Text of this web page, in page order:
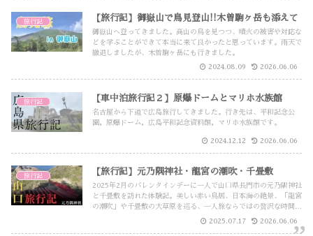
旅行記 【旅行記】御嶽山で鳥見登山!!木曽駒ヶ岳も添えて
御嶽山へ登ってきました。高山の鳥を見つつ、噴火の被害や対応な
どを学ぶことができて本当に来て良かったと思っています。雨天で
撤退しましたが、木曽駒ヶ岳にも行きました。
2024.08.09 2026.06.06
旅行記 【車中泊旅行記２】原爆ドームとマリホ水族館
名古屋から下道で広島旅行してきました。行き先は、平和記念公
園，原爆ドーム，広島平和記念資料館，マリホ水族館です。
2024.12.12 2026.06.06
旅行記 【旅行記】元乃隅神社・龍宮の潮吹・千畳敷
2025年2月のバレンタインデーに一人で山口県長門市の元乃隅神社
と千畳敷を訪れた体験記。美しい赤い鳥居、日本海の絶景、「龍宮
の潮吹」や千畳敷の大草原を巡る、一人旅ならではの贅沢な時間を
2025.07.17 2026.06.06